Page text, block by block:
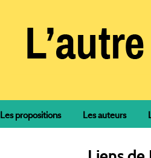
Les propositions Les auteurs